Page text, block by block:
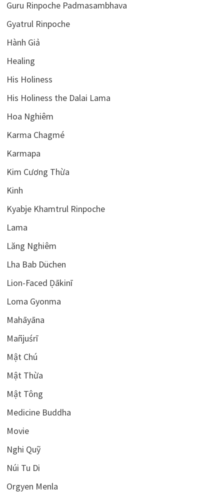
Guru Rinpoche Padmasambhava
Gyatrul Rinpoche
Hành Giả
Healing
His Holiness
His Holiness the Dalai Lama
Hoa Nghiêm
Karma Chagmé
Karmapa
Kim Cương Thừa
Kinh
Kyabje Khamtrul Rinpoche
Lama
Lăng Nghiêm
Lha Bab Düchen
Lion-Faced Ḍākinī
Loma Gyonma
Mahāyāna
Mañjuśrī
Mật Chú
Mật Thừa
Mật Tông
Medicine Buddha
Movie
Nghi Quỹ
Núi Tu Di
Orgyen Menla